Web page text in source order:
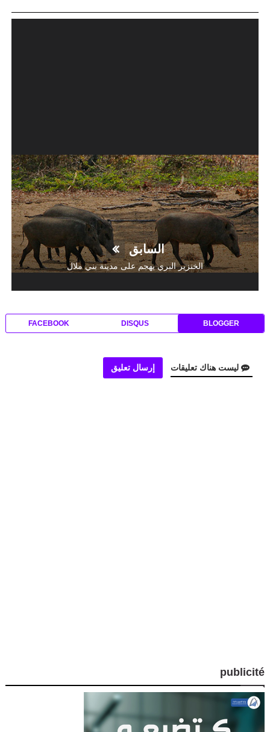
السابق
الخنزير البري يهجم على مدينة بني ملال
BLOGGER
DISQUS
FACEBOOK
ليست هناك تعليقات إرسال تعليق
publicité